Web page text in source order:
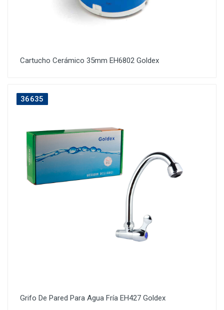
Cartucho Cerámico 35mm EH6802 Goldex
36635
Grifo De Pared Para Agua Fría EH427 Goldex